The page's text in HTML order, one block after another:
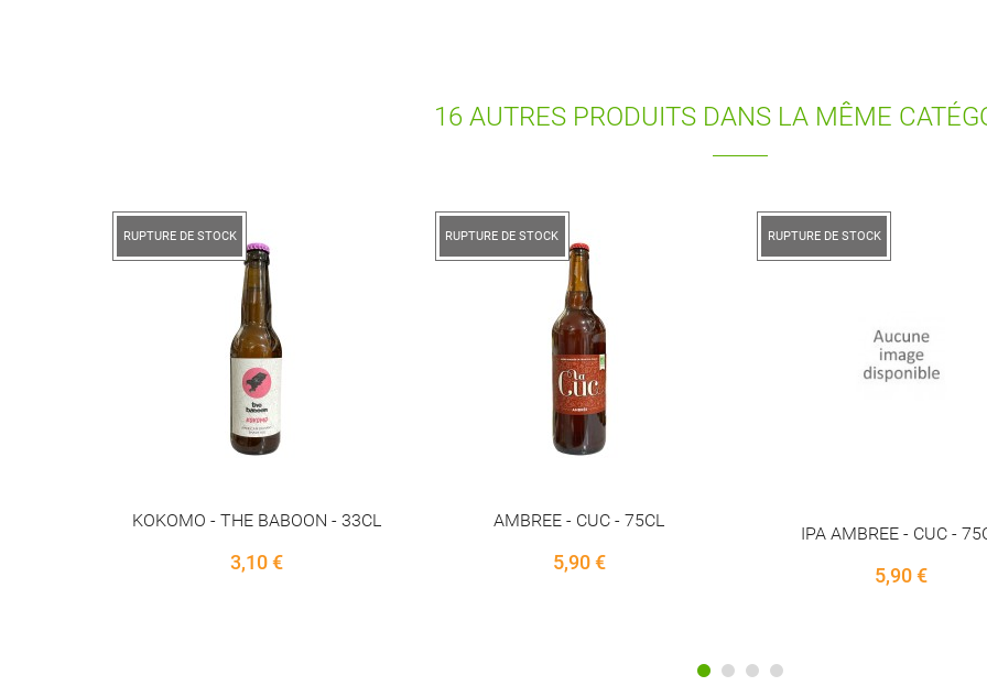
16 AUTRES PRODUITS DANS LA MÊME
RUPTURE DE STOCK
AMBREE - CUC - 75CL
5,90 €
RUPTURE DE STOCK
5,90 €
33CL
3,30 €